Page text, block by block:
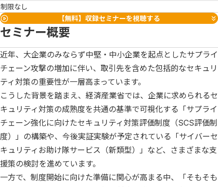
制限なし
【無料】収録セミナーを視聴する
セミナー概要
近年、大企業のみならず中堅・中小企業を起点としたサプライ
チェーン攻撃の増加に伴い、取引先を含めた包括的なセキュリ
ティ対策の重要性が一層高まっています。
こうした背景を踏まえ、経済産業省では、企業に求められるセ
キュリティ対策の成熟度を共通の基準で可視化する「サプライ
チェーン強化に向けたセキュリティ対策評価制度（SCS評価制
度）」の構築や、今後実証実験が予定されている「サイバーセ
キュリティお助け隊サービス（新類型）」など、さまざまな支
援策の検討を進めています。
一方で、制度開始に向けた準備に関心が高まる中、「そもそも